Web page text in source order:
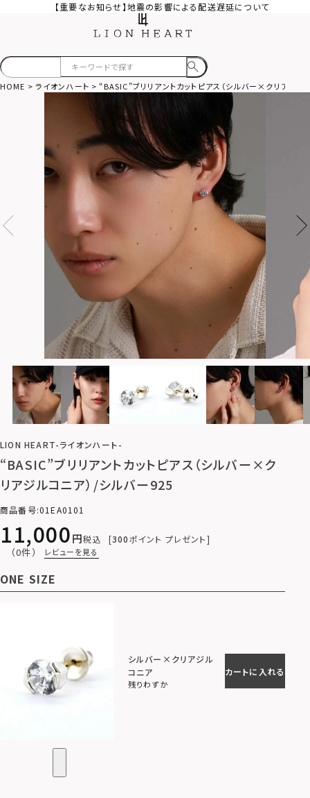
【重要なお知らせ】地震の影響による配送遅延について
HOME ライオンハート “BASIC”ブリリアントカットピアス（シルバー×クリアジル
LION HEART-ライオンハート-
“BASIC”ブリリアントカットピアス（シルバー×ク
リアジルコニア）/シルバー925
商品番号 01EA0101
11,000 税込 300ポイント プレゼント
（0件） レビューを見る
ONE SIZE
シルバー×クリアジル
コニア
残りわずか
カートに入れる